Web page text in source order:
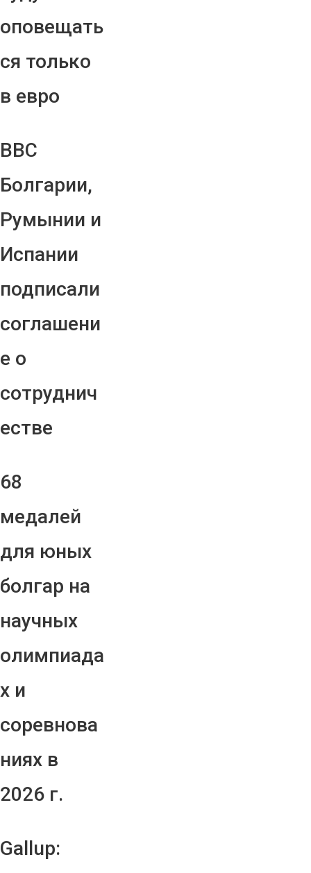
оповещать
ся только
в евро
ВВС
Болгарии,
Румынии и
Испании
подписали
соглашени
е о
сотруднич
естве
68
медалей
для юных
болгар на
научных
олимпиада
х и
соревнова
ниях в
2026 г.
Gallup: